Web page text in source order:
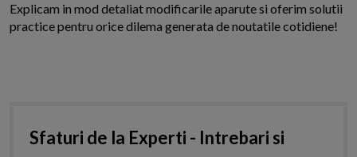
Explicam in mod detaliat modificarile aparute si oferim solutii
practice pentru orice dilema generata de noutatile cotidiene!
Sfaturi de la Experti - Intrebari si